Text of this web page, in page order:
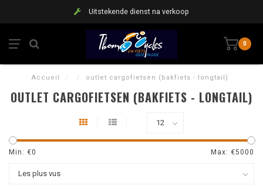
Uitstekende dienst na verkoop
0
Accueil / / outlet cargofietsen (bakfiets - longtail)
OUTLET CARGOFIETSEN (BAKFIETS - LONGTAIL)
Min: €0 Max: €5000